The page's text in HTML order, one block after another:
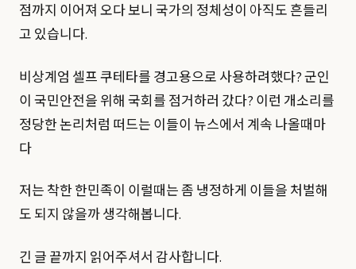
점까지 이어져 오다 보니 국가의 정체성이 아직도 흔들리
고 있습니다.
비상계엄 셀프 쿠테타를 경고용으로 사용하려했다? 군인
이 국민안전을 위해 국회를 점거하러 갔다? 이런 개소리를
정당한 논리처럼 떠드는 이들이 뉴스에서 계속 나올때마
다
저는 착한 한민족이 이럴때는 좀 냉정하게 이들을 처벌해
도 되지 않을까 생각해봅니다.
긴 글 끝까지 읽어주셔서 감사합니다.